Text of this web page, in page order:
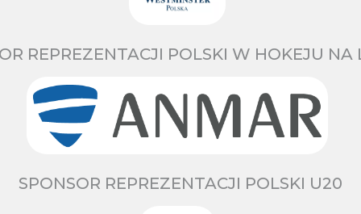
REPREZENTACJI POLSKI W HOKEJU NA
SPONSOR REPREZENTACJI POLSKI U20